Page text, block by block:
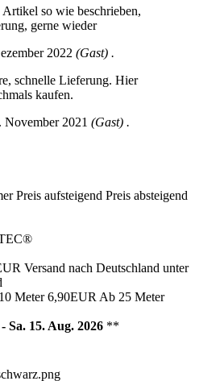
Artikel so wie beschrieben,
gerne wieder
2022 (Gast) .
schnelle Lieferung. Hier
kaufen.
2021 (Gast) .
Preis aufsteigend Preis absteigend
Versand nach Deutschland unter
Meter 6,90EUR Ab 25 Meter
Sa. 15. Aug. 2026 **